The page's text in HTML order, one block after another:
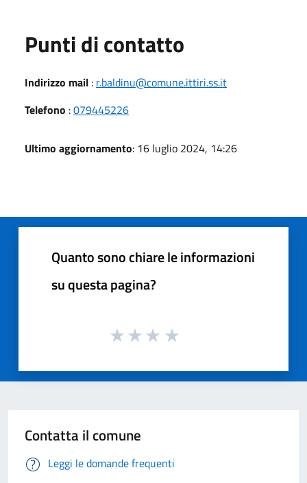
Punti di contatto
Indirizzo mail : r.baldinu@comune.ittiri.ss.it
Telefono :079445226
Ultimo aggiornamento: 16 luglio 2024, 14:26
Quanto sono chiare le informazioni
su questa pagina?
Contatta il comune
Leggi le domande frequenti